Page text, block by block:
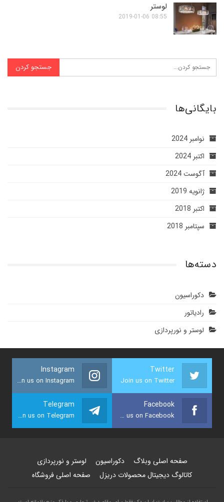
لوستر
08:55 2019-01-06
بایگانی‌ها
نوامبر 2024
اکتبر 2024
آگوست 2024
ژانویه 2019
اکتبر 2018
سپتامبر 2018
دسته‌ها
دکوراسیون
رادیاتور
لوستر و نورپردازی
Twitter
Join us on Twitter
Instagram
Join us on Instagram
Facebook
Join us on Facebook
Telegram
Join us on Telegram
صفحه اصلی وبلاگ دکوراسیون
لوستر و نورپردازی
کاتالوگ دیجیتال محصولات دریزل
صفحه اصلی فروشگاه